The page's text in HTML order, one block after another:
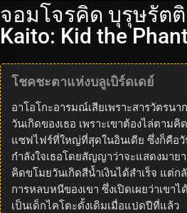
จอมโจรคิด บุรุษรัต
Kaito: Kid the
โชคชะตาแห่งบลูเบิร์ดเดย์
อาโอโกะอารมณ์เสียเพราะสารวัตรน
วันเกิดของเธอ เพราะเขาต้องไล่ตา
แซฟไฟร์ที่ใหญ่ที่สุดในอินเดีย ซึ่งก็คือวั
กำลังใจเธอโดยสัญญาว่าจะแสดงมาย
คิดขโมยวันเกิดสีน้ำเงินได้สำเร็จ แต่
การหลบหนีของเขา ซึ่งเปิดเผยว่าเขา
เป็นเด็กไคโตะดั้งเดิมเมื่อแปดปีที่แล้ว